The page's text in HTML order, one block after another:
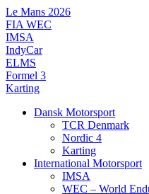
Videre
til
indhold
Le Mans 2026
FIA WEC
IMSA
IndyCar
ELMS
Formel 3
Karting
Dansk Motorsport
TCR Denmark
Nordic 4
Karting
International Motorsport
IMSA
WEC – World